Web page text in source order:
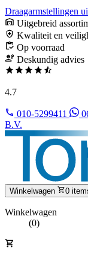
Draagarmstellingen
Uitgebreid
Kwaliteit en
Op voorraad
Deskundig advies
4.7
010-5299411
B.V.
Winkelwagen 0
Winkelwagen
(0)